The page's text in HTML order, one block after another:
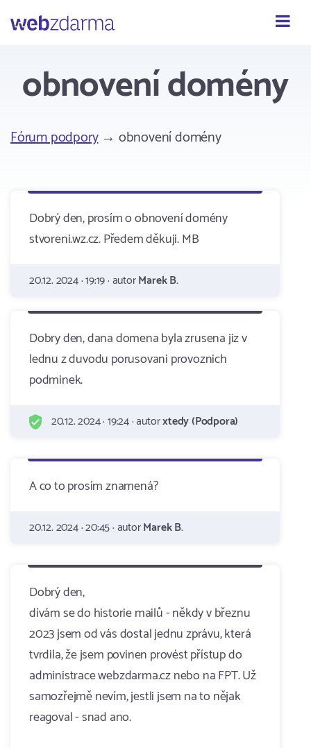
Webzdarma
obnovení domény
Fórum podpory→ obnovení domény
Dobrý den, prosím o obnovení domény
stvoreni.wz.cz. Předem děkuji. MB
20.12. 2024 · 19:19 · autorMarek B.
Dobry den, dana domena byla zrusena jiz v
lednu z duvodu porusovani provoznich
podminek.
20.12. 2024 · 19:24 · autorxtedy (Podpora)
A co to prosím znamená?
20.12. 2024 · 20:45 · autorMarek B.
Dobrý den,
dívám se do historie mailů - někdy v březnu
2023 jsem od vás dostal jednu zprávu, která
tvrdila, že jsem povinen provést přístup do
administrace webzdarma.cz nebo na FPT. Už
samozřejmě nevím, jestli jsem na to nějak
reagoval - snad ano.